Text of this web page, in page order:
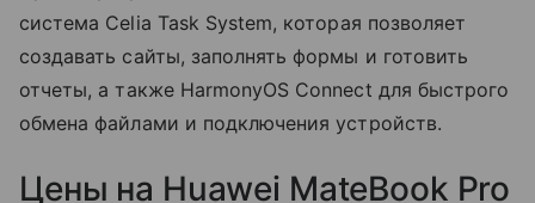
система Celia Task System, которая позволяет
создавать сайты, заполнять формы и готовить
отчеты, а также HarmonyOS Connect для быстрого
обмена файлами и подключения устройств.
Цены на Huawei MateBook Pro